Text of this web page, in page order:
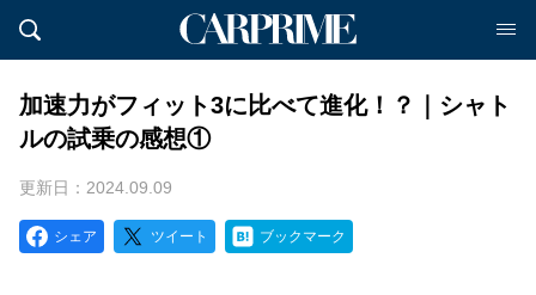
加速力がフィット3に比べて進化！？｜シャト
ルの試乗の感想①
更新日：2024.09.09
シェア ツイート ブックマーク